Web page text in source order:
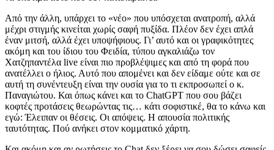
Από την άλλη, υπάρχει το «νέο» που υπόσχεται ανατροπή, αλλά
μέχρι στιγμής κινείται χωρίς σαφή πυξίδα. Πλέον δεν έχει απλά
έναν μιτσή, αλλά έχει υποψήφιους. Γι’ αυτό και οι γραφικότητες
ακόμη και του ίδιου του Φειδία, τύπου αγκαλιάζω τον
Χατζηπαντέλα live είναι πιο προβλέψιμες και από τη φορά που
ανατέλλει ο ήλιος. Αυτό που απομένει και δεν είδαμε ούτε και σε
αυτή τη συνέντευξη είναι την ουσία για το τι εκπροσωπεί ο κ.
Παναγιώτου. Και όπως κάνει και το ChatGPT που σου βάζει
κοφτές προτάσεις θεωρώντας τις… κάτι σοφιστικέ, θα το κάνω και
εγώ: Έλειπαν οι θέσεις. Οι απόψεις. Η απουσία πολιτικής
ταυτότητας. Πού ανήκει στον κομματικό χάρτη.